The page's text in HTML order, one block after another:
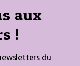
aux
!
du